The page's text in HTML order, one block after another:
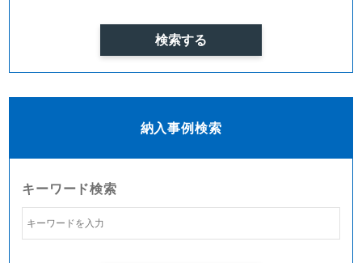
納入事例検索
キーワード検索